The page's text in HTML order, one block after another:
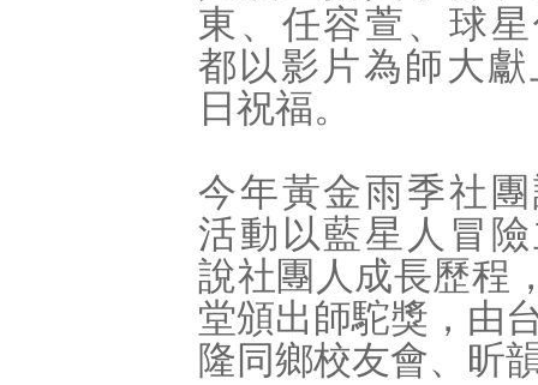
東、任容萱、球
都以影片為師大
日祝福。
今年黃金雨季社
活動以藍星人冒
說社團人成長歷程
堂頒出師駝獎，由
隆同鄉校友會、昕